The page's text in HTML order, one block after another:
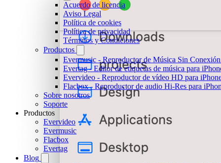
Acuerdo de licencia
Aviso Legal
Política de cookies
Política de privacidad
Términos y Condiciones
Productos
Evermusic - Reproductor de Música Sin
Evertag - Editor de etiquetas de música para
Evervideo - Reproductor de vídeo HD para
Flacbox - Reproductor de audio Hi-Res para
Sobre nosotros
Soporte
Productos
Evervideo
Evermusic
Flacbox
Evertag
Blog